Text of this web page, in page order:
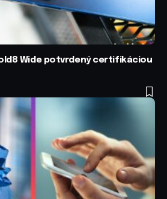
Wide potvrdený certifikáciou